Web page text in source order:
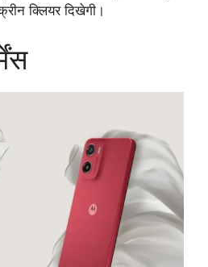
क्लियर दिखेगी।